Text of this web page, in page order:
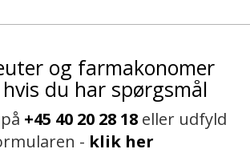
og farmakonomer
du har spørgsmål
+45 40 20 28 18eller udfyld
- klik her